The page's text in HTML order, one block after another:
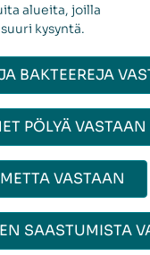
alueita, joilla
kysyntä.
BAKTEEREJA
PÖLYÄ VASTAAN
VASTAAN
SAASTUMISTA